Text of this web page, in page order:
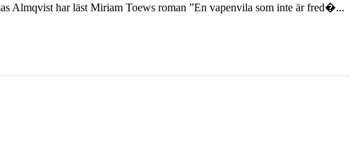
Almqvist har läst Miriam Toews roman ”En vapenvila som inte är fred�...